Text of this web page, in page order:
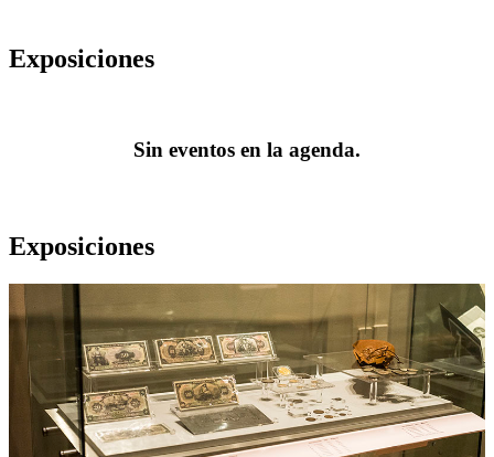
Exposiciones
Sin eventos en la agenda.
Exposiciones